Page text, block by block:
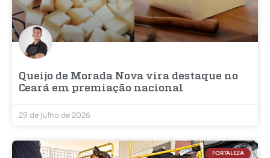
Queijo de Morada Nova vira destaque no
Ceará em premiação nacional
29 de julho de 2026
FORTALEZA